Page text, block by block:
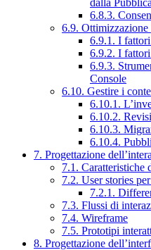
dalla
6.8.3.
6.9.
6.9.1. I fattori
6.9.2. I fattori
6.9.3.
Console
6.10. Gestire i
6.10.1.
6.10.2.
6.10.3.
6.10.4.
7. Progettazione
7.1. Caratteristiche
7.2. User stories
7.2.1.
7.3. Flussi di
7.4. Wireframe
7.5. Prototipi
8. Progettazione